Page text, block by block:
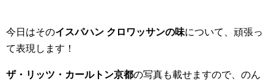
今日はそのイスパハン クロワッサンの味について、頑張っ
て表現します！
ザ・リッツ・カールトン京都の写真も載せますので、のん